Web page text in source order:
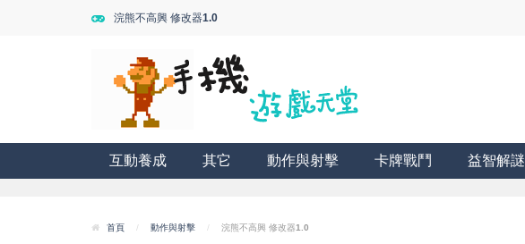
浣熊不高興 修改器1.0
互動養成 其它 動作與射擊 卡牌戰鬥 益智解謎
首頁 / 動作與射擊 / 浣熊不高興 修改器1.0